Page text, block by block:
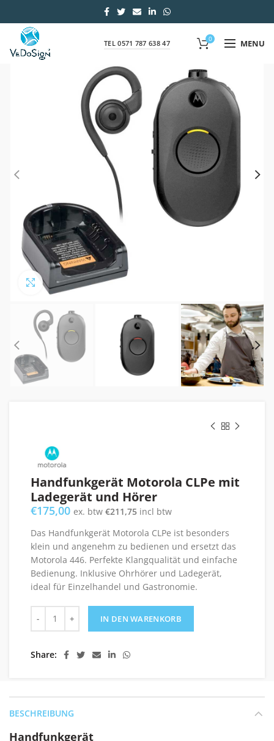
TEL 0571 787 638 47
0 MENU
Click to enlarge
Handfunkgerät Motorola CLPe mit
Ladegerät und Hörer
€175,00 ex. btw €211,75 incl btw
Das Handfunkgerät Motorola CLPe ist besonders
klein und angenehm zu bedienen und ersetzt das
Motorola 446. Perfekte Klangqualität und einfache
Bedienung. Inklusive Ohrhörer und Ladegerät,
ideal für Einzelhandel und Gastronomie.
IN DEN WARENKORB
Share
BESCHREIBUNG
Handfunkgerät